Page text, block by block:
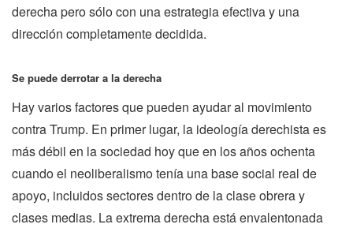
derecha pero sólo con una estrategia efectiva y una
dirección completamente decidida.
Se puede derrotar a la derecha
Hay varios factores que pueden ayudar al movimiento
contra Trump. En primer lugar, la ideología derechista es
más débil en la sociedad hoy que en los años ochenta
cuando el neoliberalismo tenía una base social real de
apoyo, incluidos sectores dentro de la clase obrera y
clases medias. La extrema derecha está envalentonada